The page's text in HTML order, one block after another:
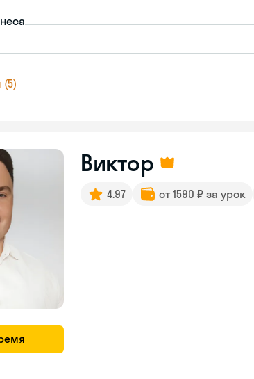
(5)
Виктор
4.97 от 1590 ₽ за урок